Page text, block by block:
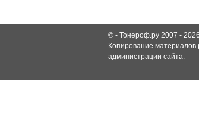
© - Тонероф.ру 2007 - 2026
Копирование
администрации сайта.